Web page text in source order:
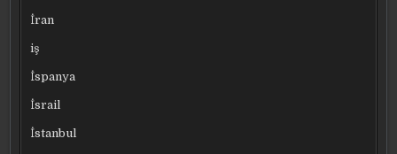
İran
iş
İspanya
İsrail
İstanbul